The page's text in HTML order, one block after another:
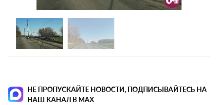
НЕ ПРОПУСКАЙТЕ НОВОСТИ, ПОДПИСЫВАЙТЕСЬ НА
НАШ КАНАЛ В MAX